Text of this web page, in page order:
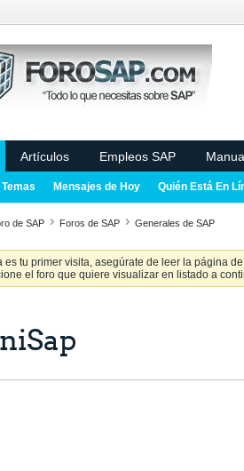
Artículos Empleos SAP
Mensajes de Hoy Quién Está En
de SAP Foros de SAP Generales de SAP
es tu primer visita, asegúrate de leer la página
el foro que quiere visualizar en listado a